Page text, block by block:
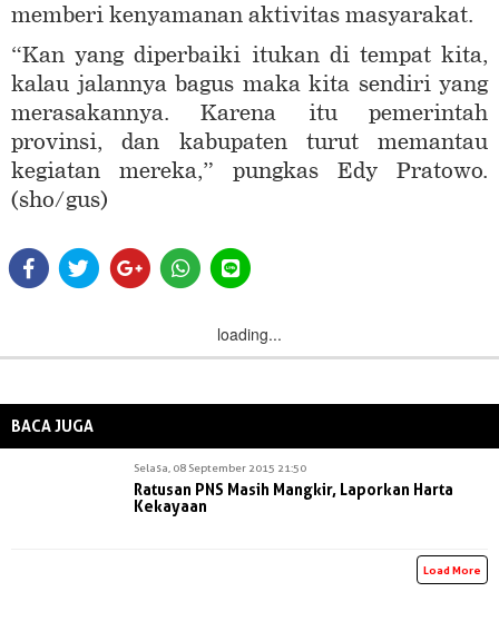
memberi kenyamanan aktivitas masyarakat.
“Kan yang diperbaiki itukan di tempat kita,
kalau jalannya bagus maka kita sendiri yang
merasakannya. Karena itu pemerintah
provinsi, dan kabupaten turut memantau
kegiatan mereka,” pungkas Edy Pratowo.
(sho/gus)
loading...
BACA JUGA
Selasa, 08 September 2015 21:50
Ratusan PNS Masih Mangkir, Laporkan Harta
Kekayaan
Load More